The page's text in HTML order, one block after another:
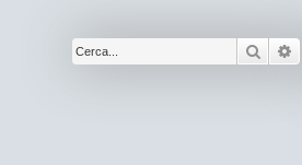
Cerca